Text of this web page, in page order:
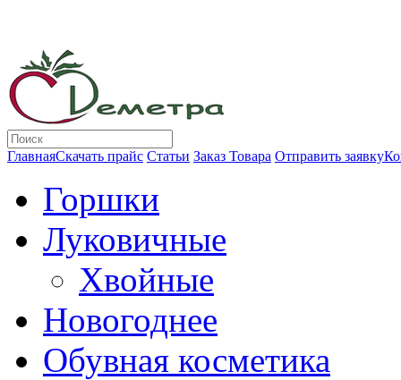
ГлавнаяСкачать прайс Статьи Заказ Товара Отправить заявку
Горшки
Луковичные
Хвойные
Новогоднее
Обувная косметика